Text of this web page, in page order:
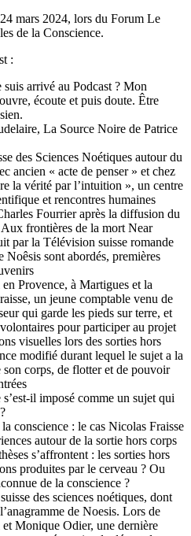
mars 2024, lors du Forum Le
de la Conscience.
:
arrivé au Podcast ? Mon
écoute et puis doute. Être
La Source Noire de Patrice
des Sciences Noétiques autour du
ancien « acte de penser » et chez
la vérité par l’intuition », un centre
et rencontres humaines
Fourrier après la diffusion du
frontières de la mort Near
par la Télévision suisse romande
Noêsis sont abordés, premières
Provence, à Martigues et la
un jeune comptable venu de
qui garde les pieds sur terre, et
pour participer au projet
visuelles lors des sorties hors
modifié durant lequel le sujet a la
son corps, de flotter et de pouvoir
il imposé comme un sujet qui
conscience : le cas Nicolas Fraisse
autour de la sortie hors corps
s’affrontent : les sorties hors
produites par le cerveau ? Ou
de la conscience ?
des sciences noétiques, dont
de Noesis. Lors de
Monique Odier, une dernière